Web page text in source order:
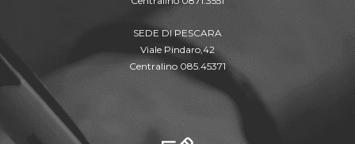
SEDE DI PESCARA
Viale Pindaro,42
Centralino 085.45371